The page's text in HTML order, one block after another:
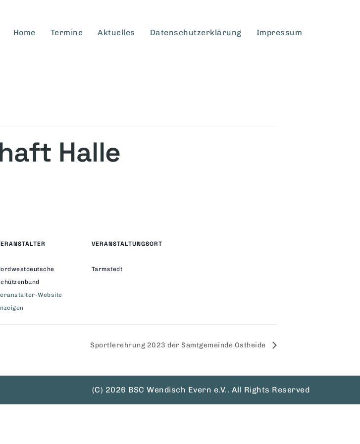
Home Termine Aktuelles Datenschutzerklärung Impressum
Halle
Website
VERANSTALTUNGSORT
Tarmstedt
Sportlerehrung 2023 der Samtgemeinde Ostheide
(C) 2026 BSC Wendisch Evern e.V.. All Rights Reserved